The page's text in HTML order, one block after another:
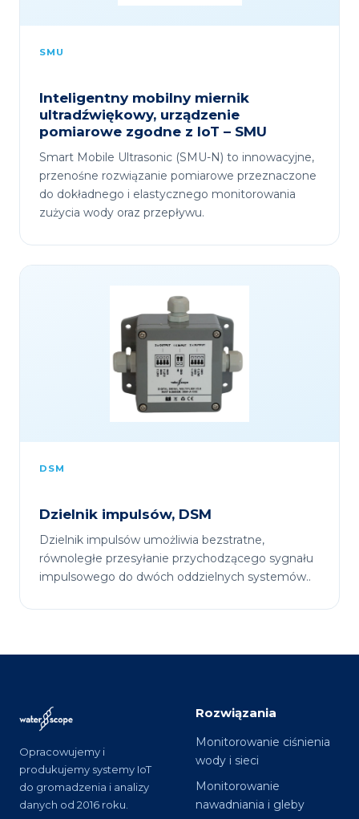
SMU
Inteligentny mobilny miernik
ultradźwiękowy, urządzenie
pomiarowe zgodne z IoT – SMU
Smart Mobile Ultrasonic (SMU-N) to innowacyjne,
przenośne rozwiązanie pomiarowe przeznaczone
do dokładnego i elastycznego monitorowania
zużycia wody oraz przepływu.
DSM
Dzielnik impulsów, DSM
Dzielnik impulsów umożliwia bezstratne,
równoległe przesyłanie przychodzącego sygnału
impulsowego do dwóch oddzielnych systemów..
Opracowujemy i
produkujemy systemy IoT
do gromadzenia i analizy
danych od 2016 roku.
Rozwiązania
Monitorowanie ciśnienia
wody i sieci
Monitorowanie
nawadniania i gleby